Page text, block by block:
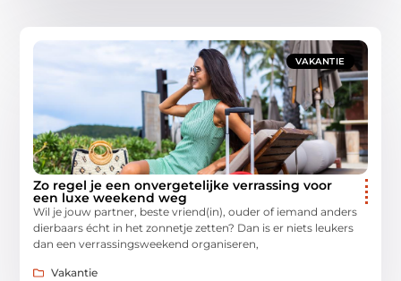
VAKANTIE
Zo regel je een onvergetelijke verrassing voor
een luxe weekend weg
Wil je jouw partner, beste vriend(in), ouder of iemand anders
dierbaars écht in het zonnetje zetten? Dan is er niets leukers
dan een verrassingsweekend organiseren,
Vakantie